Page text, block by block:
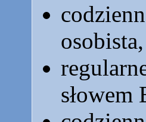
osobista,
słowem